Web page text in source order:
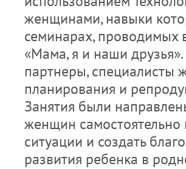
женщинами, навыки
семинарах, проводимых
«Мама, я и наши
партнеры, специалисты
планирования и
Занятия были
женщин
ситуации и создать
развития ребенка в